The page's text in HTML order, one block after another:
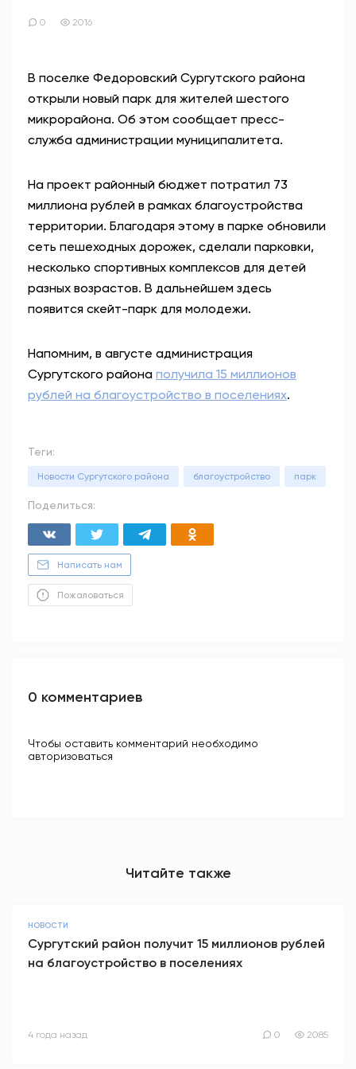
0 2016
В поселке Федоровский Сургутского района
открыли новый парк для жителей шестого
микрорайона. Об этом сообщает пресс-
служба администрации муниципалитета.
На проект районный бюджет потратил 73
миллиона рублей в рамках благоустройства
территории. Благодаря этому в парке обновили
сеть пешеходных дорожек, сделали парковки,
несколько спортивных комплексов для детей
разных возрастов. В дальнейшем здесь
появится скейт-парк для молодежи.
Напомним, в августе администрация
Сургутского района получила 15 миллионов
рублей на благоустройство в поселениях.
Теги:
Новости Сургутского района благоустройство парк
Поделиться:
Написать нам
Пожаловаться
0 комментариев
Чтобы оставить комментарий необходимо
авторизоваться
Читайте также
НОВОСТИ
Сургутский район получит 15 миллионов рублей
на благоустройство в поселениях
4 года назад 0 2085